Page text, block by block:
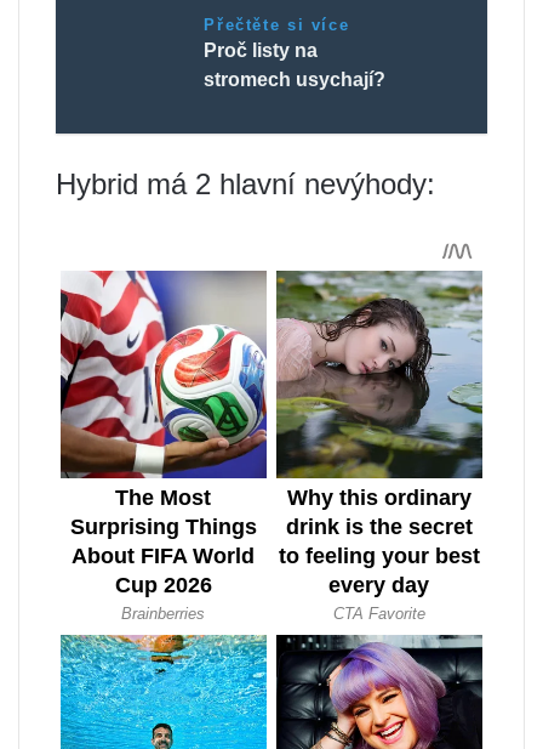
Přečtěte si více
Proč listy na
stromech usychají?
Hybrid má 2 hlavní nevýhody: